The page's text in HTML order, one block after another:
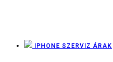
IPHONE SZERVIZ ÁRAK